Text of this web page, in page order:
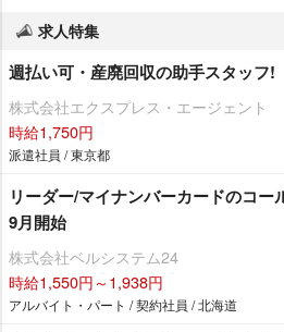
求人特集
週払い可・産廃回収の助手スタッフ!
株式会社エクスプレス・エージェント
時給1,750円
派遣社員 / 東京都
リーダー/マイナンバーカードのコ
9月開始
株式会社ベルシステム24
時給1,550円～1,938円
アルバイト・パート / 契約社員 / 北海道